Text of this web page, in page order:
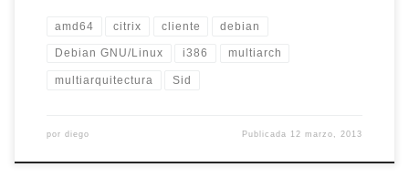
amd64 citrix cliente debian
Debian GNU/Linux i386 multiarch
multiarquitectura Sid
por diego Publicada 12 marzo, 2013